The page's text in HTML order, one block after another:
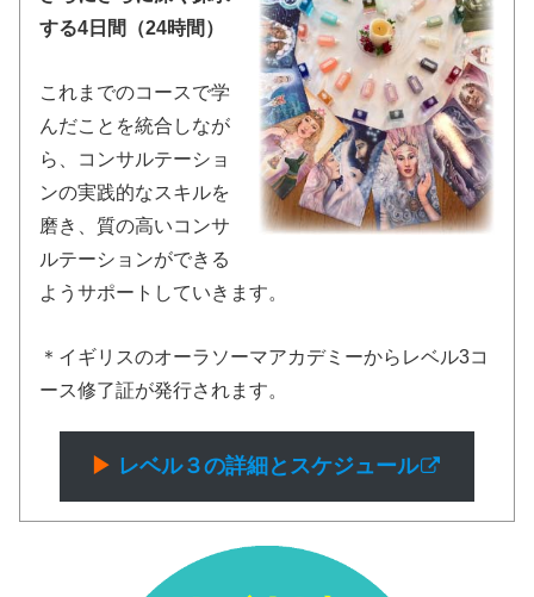
する4日間（24時間）
これまでのコースで学
んだことを統合しなが
ら、コンサルテーショ
ンの実践的なスキルを
磨き、質の高いコンサ
ルテーションができる
ようサポートしていきます。
＊イギリスのオーラソーマアカデミーからレベル3コ
ース修了証が発行されます。
▶︎ レベル３の詳細とスケジュール